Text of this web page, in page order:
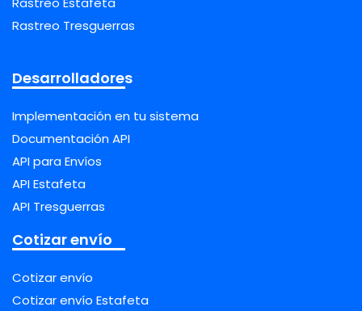
Rastreo Tresguerras
Desarrolladores
Implementación en tu sistema
Documentación API
API para Envíos
API Estafeta
API Tresguerras
Cotizar envío
Cotizar envío
Cotizar envío Estafeta